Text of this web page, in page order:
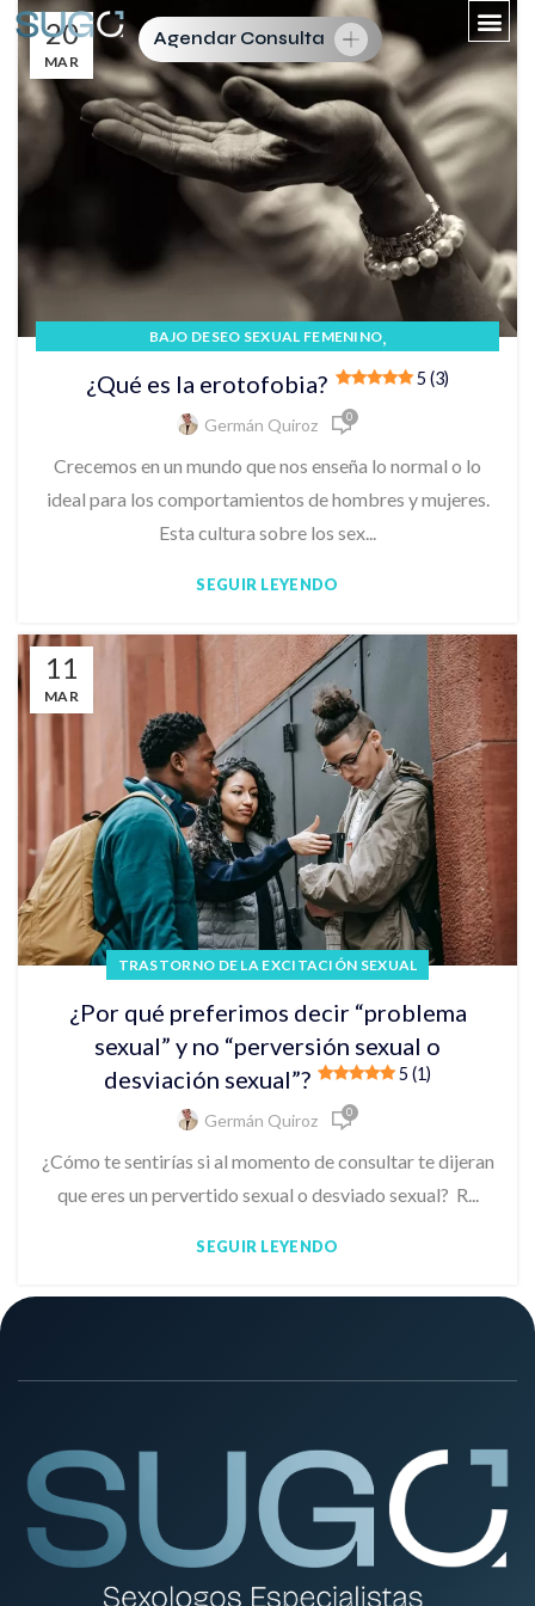
Agendar Consulta
20
MAR
BAJO DESEO SEXUAL FEMENINO,
BAJO DESEO SEXUAL MASCULINO,
TRASTORNO DE LA EXCITACIÓN SEXUAL
¿Qué es la erotofobia? 5 (3)
Germán Quiroz 0
Crecemos en un mundo que nos enseña lo normal o lo
ideal para los comportamientos de hombres y mujeres.
Esta cultura sobre los sex...
SEGUIR LEYENDO
11
MAR
TRASTORNO DE LA EXCITACIÓN SEXUAL
¿Por qué preferimos decir “problema
sexual” y no “perversión sexual o
desviación sexual”?
5 (1)
Germán Quiroz 0
¿Cómo te sentirías si al momento de consultar te dijeran
que eres un pervertido sexual o desviado sexual? R...
SEGUIR LEYENDO